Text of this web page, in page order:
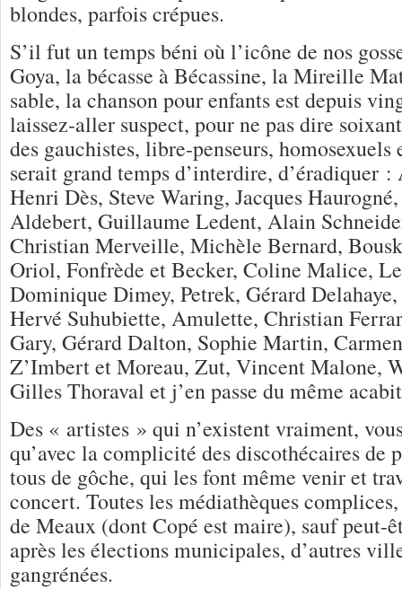
blondes, parfois crépues.
S’il fut un temps béni où l’icône de nos
Goya, la bécasse à Bécassine, la Mireille
sable, la chanson pour enfants est depuis
laissez-aller suspect, pour ne pas dire
des gauchistes, libre-penseurs,
serait grand temps d’interdire, d’éradiquer :
Henri Dès, Steve Waring, Jacques
Aldebert, Guillaume Ledent, Alain
Christian Merveille, Michèle Bernard,
Oriol, Fonfrède et Becker, Coline Malice,
Dominique Dimey, Petrek, Gérard
Hervé Suhubiette, Amulette, Christian
Gary, Gérard Dalton, Sophie Martin,
Z’Imbert et Moreau, Zut, Vincent Malone,
Gilles Thoraval et j’en passe du même
Des « artistes » qui n’existent vraiment,
qu’avec la complicité des discothécaires de
tous de gôche, qui les font même venir et
concert. Toutes les médiathèques
de Meaux (dont Copé est maire), sauf peut-
après les élections municipales, d’autres
gangrénées.